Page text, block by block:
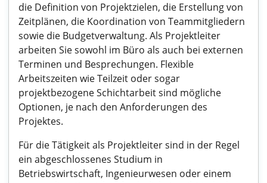
die Definition von Projektzielen, die Erstellung von
Zeitplänen, die Koordination von Teammitgliedern
sowie die Budgetverwaltung. Als Projektleiter
arbeiten Sie sowohl im Büro als auch bei externen
Terminen und Besprechungen. Flexible
Arbeitszeiten wie Teilzeit oder sogar
projektbezogene Schichtarbeit sind mögliche
Optionen, je nach den Anforderungen des
Projektes.
Für die Tätigkeit als Projektleiter sind in der Regel
ein abgeschlossenes Studium in
Betriebswirtschaft, Ingenieurwesen oder einem